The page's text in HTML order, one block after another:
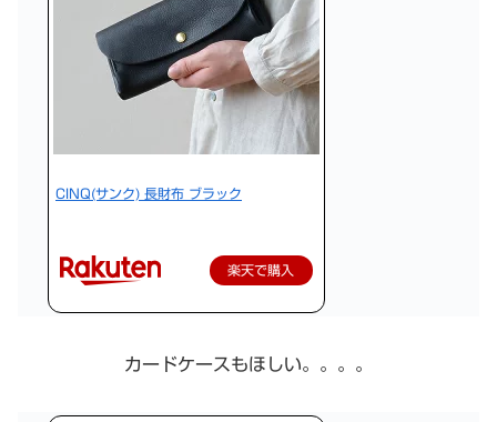
CINQ(サンク) 長財布 ブラック
楽天で購入
カードケースもほしい。。。。